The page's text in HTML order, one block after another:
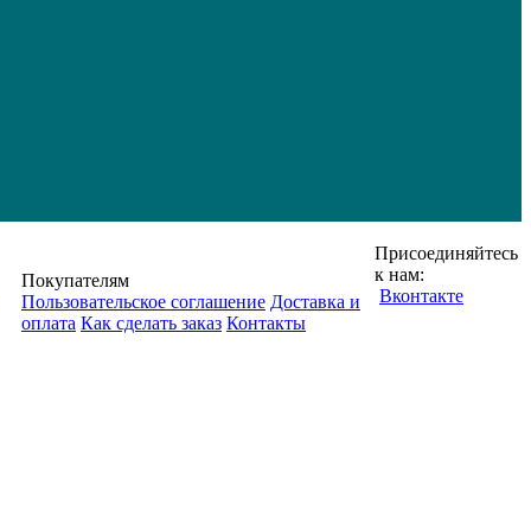
Покупателям
Пользовательское соглашение Доставка и
оплата Как сделать заказ Контакты
Присоединяйтесь
к нам:
Вконтакте